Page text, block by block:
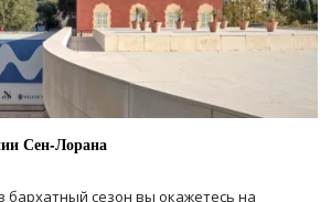
Сен-Лорана
бархатный сезон вы окажетесь на